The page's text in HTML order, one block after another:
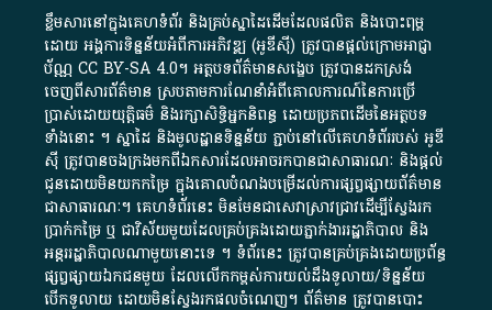
ខ្លឹមសារ​នៅ​ក្នុង​គេហទំព័រ និង​គ្រប់​ស្នា​ដៃ​ដើម​ដែល​ផលិត​ និង​បោះពុម្ព​
ដោយ​ អង្គការ​ទិន្នន័យ​អំពី​ការអភិវឌ្ឍ​​ (អូ​ឌី​ស៊ី)​ ត្រូវ​បាន​ផ្តល់​ក្រោម​អាជ្ញា
ប័ណ្ណ​CC BY-SA 4.0។​ អត្ថបទ​ព័ត៌មាន​សង្ខេប​ ត្រូវ​បាន​ដកស្រង់​
ចេញពី​សារព័ត៌មាន ស្របតាមការ​ណែនាំ​អំពី​គោលការណ៍​នៃ​ការ​ប្រើ
ប្រាស់​ដោយ​យុត្តិធម៌​ និង​រក្សាសិទ្ធិអ្នកនិពន្ធ ដោយ​ប្រភពដើម​នៃ​​អត្ថបទ
ទាំង​នោះ​ ។​ ស្នាដៃ​ និង​មូលដ្ឋាន​ទិន្នន័យ ​ភ្ជាប់​នៅ​លើ​គេហទំព័រ​របស់​ អូ​ឌី​
ស៊ី​ ត្រូវ​បាន​ចងក្រង​មក​ពី​ឯកសារ​ដែល​អាច​រក​បានជា​សាធារណៈ​ និង​ផ្តល់​
ជូន​ដោយ​មិន​យក​កម្រៃ​ ក្នុង​គោលបំណង​បម្រើ​ដល់ការ​ផ្សព្វផ្សាយ​ព័ត៌មាន​
ជា​សាធារណៈ​។​ គេហទំព័រ​នេះ​ មិនមែន​ជា​សេវា​ស្រាវជ្រាវ​ដើម្បី​ស្វែងរក
ប្រាក់​កម្រៃ​ ឬ​ ជា​វិស័យ​មួយ​ដែល​គ្រប់គ្រង​ដោយ​ភ្នាក់ងារ​រដ្ឋាភិបាល​ និង ​
អន្តររដ្ឋាភិបាល​ណាមួយ​នោះ​ទេ ​។​ ទំព័រ​នេះ​ ត្រូវ​បាន​គ្រប់គ្រង​ដោយ​ប្រព័ន្ធ​
ផ្សព្វផ្សាយ​ឯកជន​មួយ​ ដែល​លើកកម្ពស់​ការ​យល់​ដឹង​ទូលាយ​/​ទិន្នន័យ​
បើក​ទូលាយ​ ដោយ​មិនស្វែង​រក​ផល​ចំណេញ​។​ ព័ត៌មាន​ ត្រូវ​បាន​បោះ